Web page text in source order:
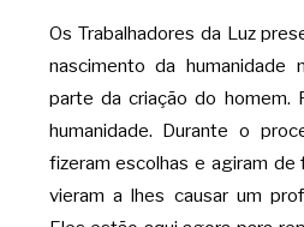
Os Trabalhadores da Luz
nascimento da humanidade
parte da criação do homem.
humanidade. Durante o
fizeram escolhas e agiram de
vieram a lhes causar um